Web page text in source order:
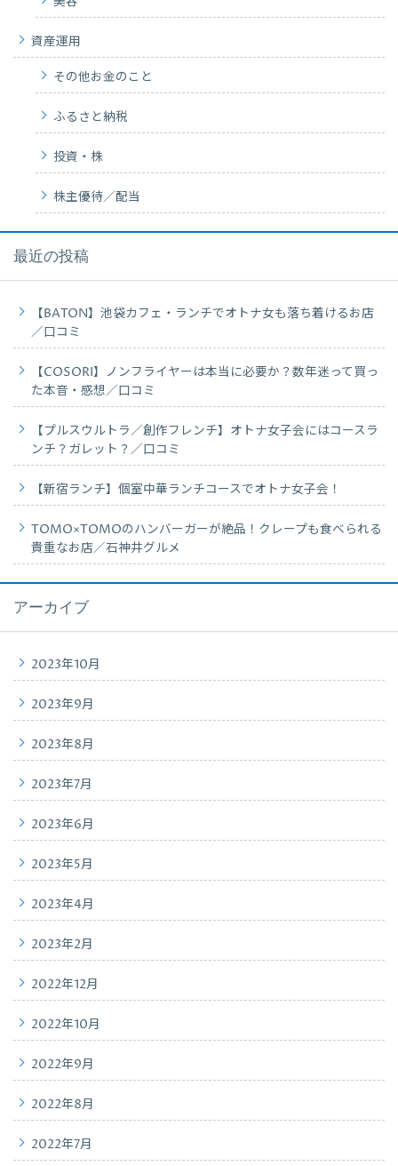
資産運用
その他お金のこと
ふるさと納税
投資・株
株主優待／配当
最近の投稿
【BATON】池袋カフェ・ランチでオトナ女も落ち着けるお店
／口コミ
【COSORI】ノンフライヤーは本当に必要か？数年迷って買っ
た本音・感想／口コミ
【プルスウルトラ／創作フレンチ】オトナ女子会にはコースラ
ンチ？ガレット？／口コミ
【新宿ランチ】個室中華ランチコースでオトナ女子会！
TOMO×TOMOのハンバーガーが絶品！クレープも食べられる
貴重なお店／石神井グルメ
アーカイブ
2023年10月
2023年9月
2023年8月
2023年7月
2023年6月
2023年5月
2023年4月
2023年2月
2022年12月
2022年10月
2022年9月
2022年8月
2022年7月